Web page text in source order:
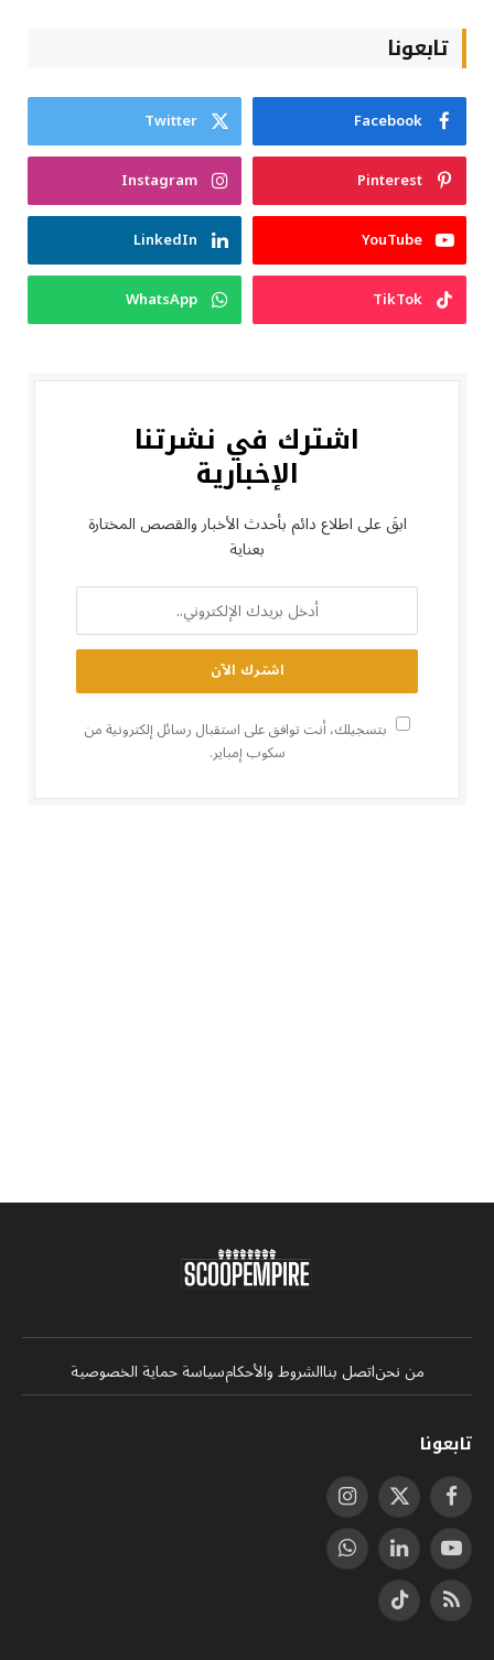
تابعونا
Facebook
Twitter
Pinterest
Instagram
YouTube
LinkedIn
TikTok
WhatsApp
اشترك في نشرتنا
الإخبارية
ابقَ على اطلاع دائم بأحدث الأخبار والقصص المختارة
بعناية
بتسجيلك، أنت توافق على استقبال رسائل إلكترونية من
سكوب إمباير.
من نحناتصل بناالشروط والأحكامسياسة حماية الخصوصية
تابعونا
فيسبوكX
(Twitter)
الانستغرام
يوتيوب لينكدإنواتساب
RSS
تيكتوك